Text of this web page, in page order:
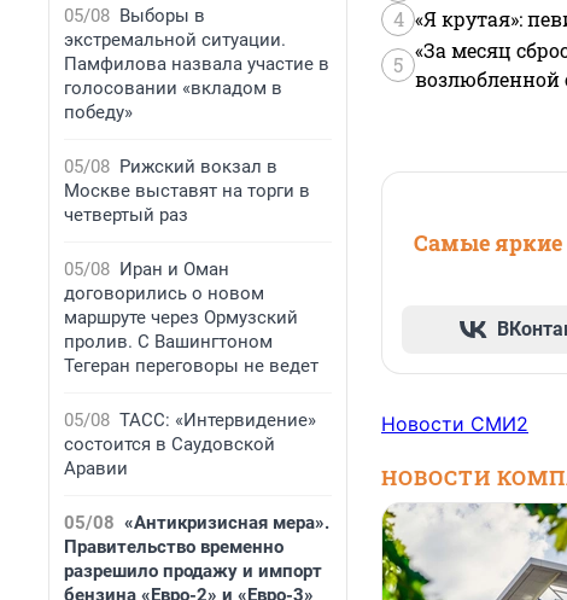
05/08 Выборы в
экстремальной ситуации.
Памфилова назвала участие в
голосовании «вкладом в
победу»
05/08 Рижский вокзал в
Москве выставят на торги в
четвертый раз
05/08 Иран и Оман
договорились о новом
маршруте через Ормузский
пролив. С Вашингтоном
Тегеран переговоры не ведет
05/08 ТАСС: «Интервидение»
состоится в Саудовской
Аравии
05/08 «Антикризисная мера».
Правительство временно
разрешило продажу и импорт
бензина «Евро-2» и «Евро-3»
4 «Я крутая»:
5
«За месяц
возлюбленной
Самые яркие
Новости СМИ2
НОВОСТИ